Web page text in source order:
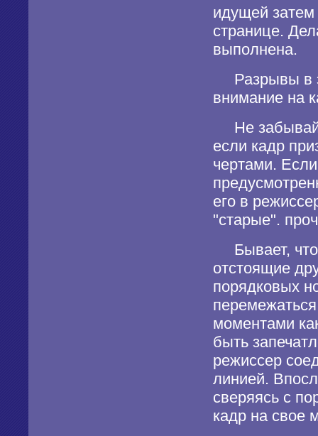
идущей затем
странице.
выполнена.
Разрывы в
внимание на
Не
если кадр
чертами.
его в
"старые".
Бывает, что
отстоящие
порядковых
моментами
быть
режиссер
линией.
сверяясь с
кадр на свое